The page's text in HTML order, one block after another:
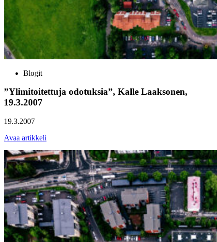
Blogit
”Ylimitoitettuja odotuksia”, Kalle Laaksonen,
19.3.2007
19.3.2007
Avaa artikkeli